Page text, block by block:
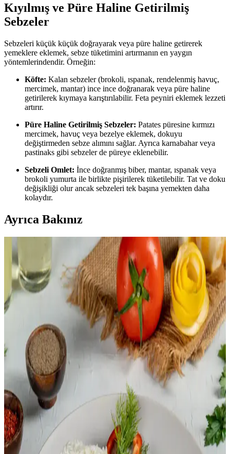
Kıyılmış ve Püre Haline Getirilmiş
Sebzeler
Sebzeleri küçük küçük doğrayarak veya püre haline getirerek
yemeklere eklemek, sebze tüketimini artırmanın en yaygın
yöntemlerindendir. Örneğin:
Köfte: Kalan sebzeler (brokoli, ıspanak, rendelenmiş havuç,
mercimek, mantar) ince ince doğranarak veya püre haline
getirilerek kıymaya karıştırılabilir. Feta peyniri eklemek lezzeti
artırır.
Püre Haline Getirilmiş Sebzeler: Patates püresine kırmızı
mercimek, havuç veya bezelye eklemek, dokuyu
değiştirmeden sebze alımını sağlar. Ayrıca karnabahar veya
pastinaks gibi sebzeler de püreye eklenebilir.
Sebzeli Omlet: İnce doğranmış biber, mantar, ıspanak veya
brokoli yumurta ile birlikte pişirilerek tüketilebilir. Tat ve doku
değişikliği olur ancak sebzeleri tek başına yemekten daha
kolaydır.
Ayrıca Bakınız
Bütçeye Katkı Sağlayan Uzun Süre Saklanabilen
Sebze ve Meyve Seçimleri
Gıda fiyatlarındaki artış ve erişim zorlukları sebebiyle, uzun süre
saklanabilen, iklim koşullarına uygun sebze ve meyvelerle bütçeye
katkı sağlayan yetiştiricilik yöntemleri ele alınıyor.
Makarna Yemeklerinde Sağlıklı Alternatifler: Sebze
ve Baklagil Bazlı Seçenekler
Makarna yerine sebze ve baklagil bazlı alternatifler kullanarak
beslenme kalitenizi artırabilirsiniz. Porsiyon kontrolü ve sebze
zengin soslarla dengeli ve lezzetli öğünler oluşturmak mümkündür.
Kira Ödendikten Sonra Ekonomik ve Besleyici
Yemek Seçenekleriyle Bütçe Yönetimi
Kira sonrası kalan bütçeyle ekonomik ve besleyici yemekler
hazırlamak mümkündür. Siyah fasulye ve ramen gibi uygun
maliyetli malzemelerle doyurucu ve sağlıklı öğünler oluşturulabilir.